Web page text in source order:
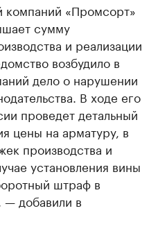
компаний «Промсорт»
сумму
и реализации
возбудило в
дело о нарушении
В ходе его
проведет детальный
цены на арматуру, в
производства и
установления вины
штраф в
— добавили в